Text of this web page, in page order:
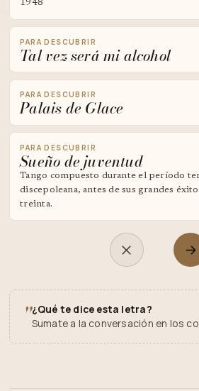
1948
PARA DESCUBRIR
Tal vez será mi alcohol
PARA DESCUBRIR
Palais de Glace
PARA DESCUBRIR
Sueño de juventud
Tango compuesto durante el período
discepoleana, antes de sus grandes
treinta.
"¿Qué te dice esta letra?
Sumate a la conversación en los